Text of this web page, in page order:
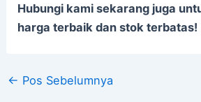
Hubungi kami sekarang juga
harga terbaik dan stok terbatas!
← Pos Sebelumnya